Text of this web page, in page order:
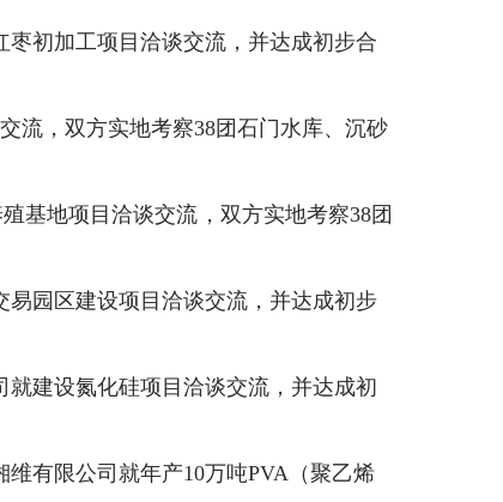
初加工项目洽谈交流， 并达成初步合
流，双方实地考察38团石门水库、沉砂
基地项目洽谈交流，双方实地考察38团
园区建设项目洽谈交流，并达成初步
建设氮化硅项目洽谈交流，并达成初
维有限公司就年产10万吨PVA （聚乙烯